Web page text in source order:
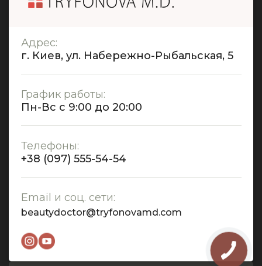
Адрес:
г. Киев, ул. Набережно-Рыбальская, 5
График работы:
Пн-Вс с 9:00 до 20:00
Телефоны:
+38 (097) 555-54-54
Email и соц. сети:
beautydoctor@tryfonovamd.com